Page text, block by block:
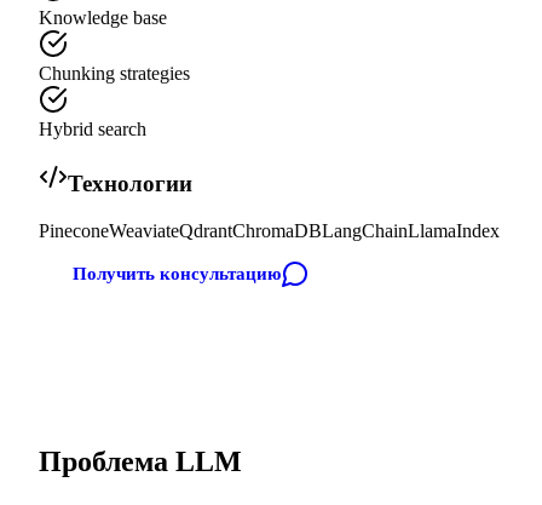
Knowledge base
Chunking strategies
Hybrid search
Технологии
PineconeWeaviateQdrantChromaDBLangChainLlamaIndex
Получить консультацию
Проблема LLM